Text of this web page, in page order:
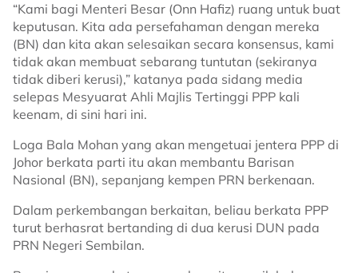
“Kami bagi Menteri Besar (Onn Hafiz) ruang untuk buat
keputusan. Kita ada persefahaman dengan mereka
(BN) dan kita akan selesaikan secara konsensus, kami
tidak akan membuat sebarang tuntutan (sekiranya
tidak diberi kerusi),” katanya pada sidang media
selepas Mesyuarat Ahli Majlis Tertinggi PPP kali
keenam, di sini hari ini.
Loga Bala Mohan yang akan mengetuai jentera PPP di
Johor berkata parti itu akan membantu Barisan
Nasional (BN), sepanjang kempen PRN berkenaan.
Dalam perkembangan berkaitan, beliau berkata PPP
turut berhasrat bertanding di dua kerusi DUN pada
PRN Negeri Sembilan.